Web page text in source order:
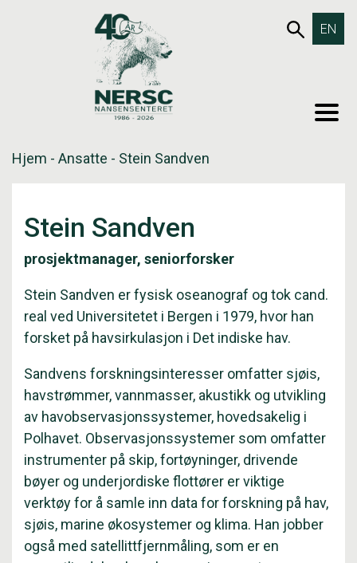
653SØK
EN
Hjem - Ansatte - Stein Sandven
Stein Sandven
prosjektmanager, seniorforsker
Stein Sandven er fysisk oseanograf og tok cand.
real ved Universitetet i Bergen i 1979, hvor han
forsket på havsirkulasjon i Det indiske hav.
Sandvens forskningsinteresser omfatter sjøis,
havstrømmer, vannmasser, akustikk og utvikling
av havobservasjonssystemer, hovedsakelig i
Polhavet. Observasjonssystemer som omfatter
instrumenter på skip, fortøyninger, drivende
bøyer og underjordiske flottører er viktige
verktøy for å samle inn data for forskning på hav,
sjøis, marine økosystemer og klima. Han jobber
også med satellittfjernmåling, som er en